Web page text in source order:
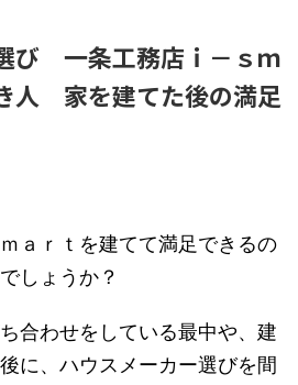
び 一条工務店ｉ－ｓｍ
人 家を建てた後の満足
ａｒｔを建てて満足できるの
しょうか？
合わせをしている最中や、建
に、ハウスメーカー選びを間